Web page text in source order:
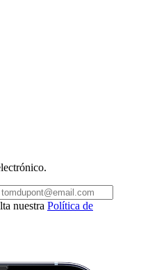
nuestra Política de